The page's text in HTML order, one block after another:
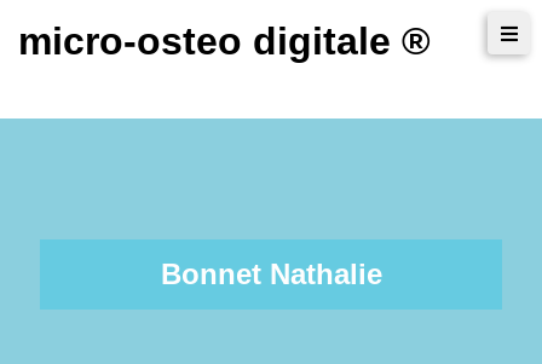
micro-osteo digitale ®
Bonnet Nathalie